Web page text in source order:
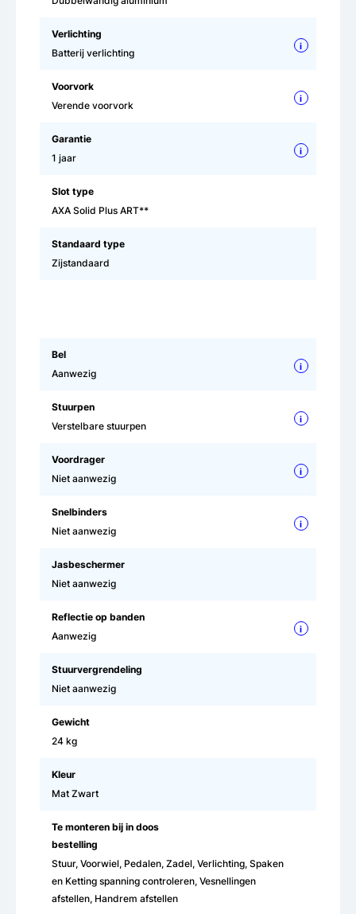
Verlichting
Batterij verlichting
i
Voorvork
Verende voorvork
i
Garantie
1 jaar
i
Slot type
AXA Solid Plus ART**
Standaard type
Zijstandaard
Bel
Aanwezig
i
Stuurpen
Verstelbare stuurpen
i
Voordrager
Niet aanwezig
i
Snelbinders
Niet aanwezig
i
Jasbeschermer
Niet aanwezig
Reflectie op banden
Aanwezig
i
Stuurvergrendeling
Niet aanwezig
Gewicht
24 kg
Kleur
Mat Zwart
Te monteren bij in doos
bestelling
Stuur, Voorwiel, Pedalen, Zadel, Verlichting, Spaken
en Ketting spanning controleren, Vesnellingen
afstellen, Handrem afstellen